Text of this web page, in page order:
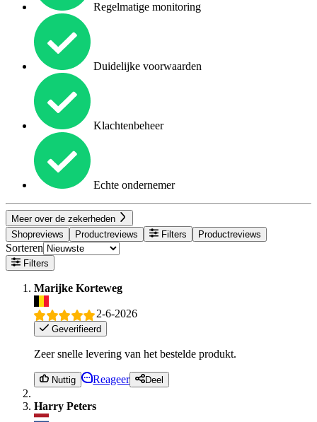
Regelmatige monitoring
Duidelijke voorwaarden
Klachtenbeheer
Echte ondernemer
Meer over de zekerheden
Shopreviews
Productreviews Filters Productreviews
Sorteren
Filters
Marijke Korteweg
2-6-2026
Geverifieerd
Zeer snelle levering van het bestelde produkt.
Nuttig Reageer Deel
Harry Peters